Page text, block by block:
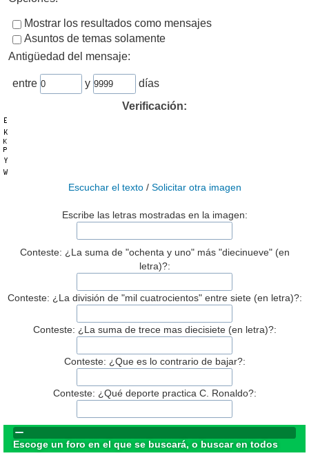
Mostrar los resultados como mensajes
Asuntos de temas solamente
Antigüedad del mensaje:
entre y
días
Verificación:
Escuchar el texto/ Solicitar otra imagen
Escribe las letras mostradas en la imagen:
Conteste: ¿La suma de "ochenta y uno" más "diecinueve" (en
letra)?:
Conteste: ¿La división de "mil cuatrocientos" entre siete (en letra)?:
Conteste: ¿La suma de trece mas diecisiete (en letra)?:
Conteste: ¿Que es lo contrario de bajar?:
Conteste: ¿Qué deporte practica C. Ronaldo?:
Escoge un foro en el que se buscará, o buscar en todos